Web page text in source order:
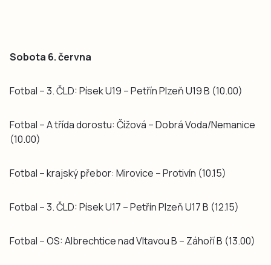
Sobota 6. června
Fotbal – 3. ČLD: Písek U19 – Petřín Plzeň U19 B (10.00)
Fotbal – A třída dorostu: Čížová – Dobrá Voda/Nemanice
(10.00)
Fotbal – krajský přebor: Mirovice – Protivín (10.15)
Fotbal – 3. ČLD: Písek U17 – Petřín Plzeň U17 B (12.15)
Fotbal – OS: Albrechtice nad Vltavou B – Záhoří B (13.00)